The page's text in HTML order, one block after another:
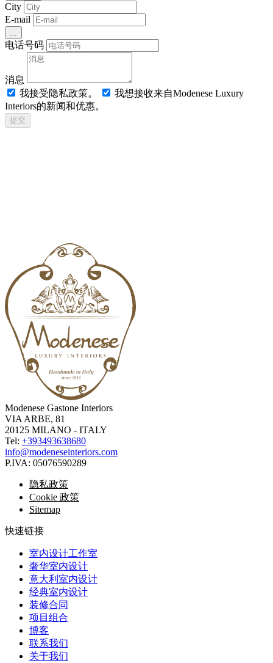
City
E-mail
电话号码
消息
我接受隐私政策。
我想接收来自Modenese Luxury
Interiors的新闻和优惠。
提交
Modenese Gastone Interiors
VIA ARBE, 81
20125 MILANO - ITALY
Tel: +393493638680
info@modeneseinteriors.com
P.IVA: 05076590289
隐私政策
Cookie 政策
Sitemap
快速链接
室内设计工作室
奢华室内设计
意大利室内设计
经典室内设计
装修合同
项目组合
博客
联系我们
关于我们